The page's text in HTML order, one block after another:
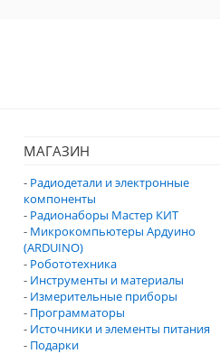
МАГАЗИН
- Радиодетали и электронные
компоненты
- Радионаборы Мастер КИТ
- Микрокомпьютеры Ардуино
(ARDUINO)
- Робототехника
- Инструменты и материалы
- Измерительные приборы
- Программаторы
- Источники и элементы питания
- Подарки